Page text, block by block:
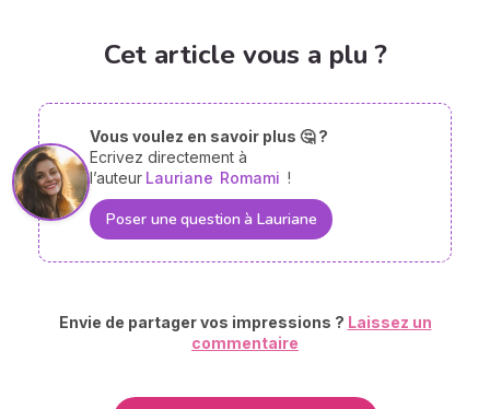
Cet article vous a plu ?
Vous voulez en savoir plus 🤔 ?
Ecrivez directement à
l’auteur Lauriane Romami !
Poser une question à Lauriane
Envie de partager vos impressions ? Laissez un
commentaire